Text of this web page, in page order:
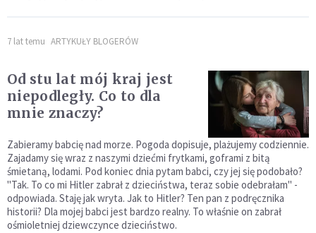
7 lat temu ARTYKUŁY BLOGERÓW
Od stu lat mój kraj jest
niepodległy. Co to dla
mnie znaczy?
Zabieramy babcię nad morze. Pogoda dopisuje, plażujemy codziennie.
Zajadamy się wraz z naszymi dziećmi frytkami, goframi z bitą
śmietaną, lodami. Pod koniec dnia pytam babci, czy jej się podobało?
"Tak. To co mi Hitler zabrał z dzieciństwa, teraz sobie odebrałam" -
odpowiada. Staję jak wryta. Jak to Hitler­­­­­? Ten pan z podręcznika
historii? Dla mojej babci jest bardzo realny. To właśnie on zabrał
ośmioletniej dziewczynce dzieciństwo.